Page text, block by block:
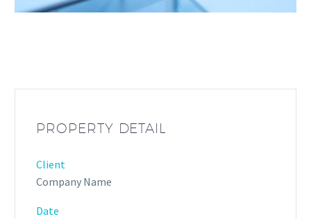
PROPERTY DETAIL
Client
Company Name
Date